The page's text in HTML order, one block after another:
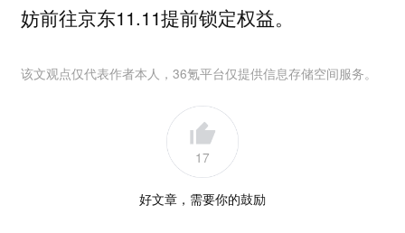
妨前往京东11.11提前锁定权益。
该文观点仅代表作者本人，36氪平台仅提供信息存储空间服务。
17
好文章，需要你的鼓励